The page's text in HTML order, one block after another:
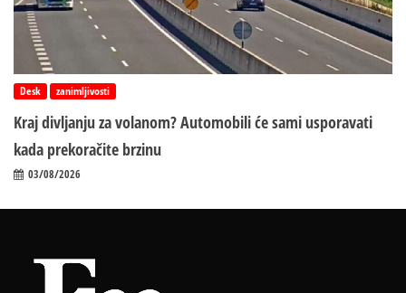
Desk zanimljivosti
Kraj divljanju za volanom? Automobili će sami usporavati
kada prekoračite brzinu
03/08/2026